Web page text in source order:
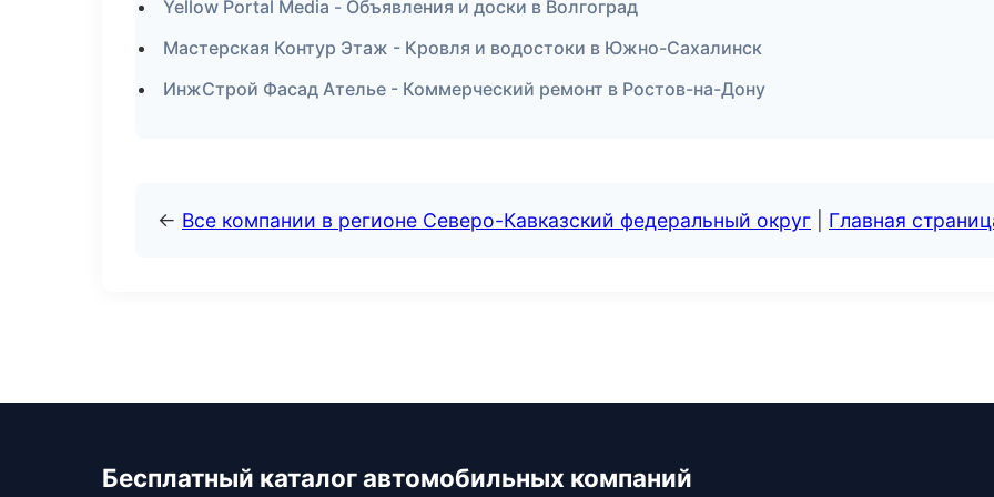
Yellow Portal Media - Объявления и доски в Волгоград
Мастерская Контур Этаж - Кровля и водостоки в Южно-Сахалинск
ИнжСтрой Фасад Ателье - Коммерческий ремонт в Ростов-на-Дону
← Все компании в регионе Северо-Кавказский федеральный округ Главная
Бесплатный каталог автомобильных компаний